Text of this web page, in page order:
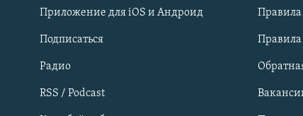
Qırımtatar
ПРИСОЕДИНЯЙТЕСЬ!
Приложение для iOS и Андроид
Подписаться
Радио
RSS / Podcast
Правила